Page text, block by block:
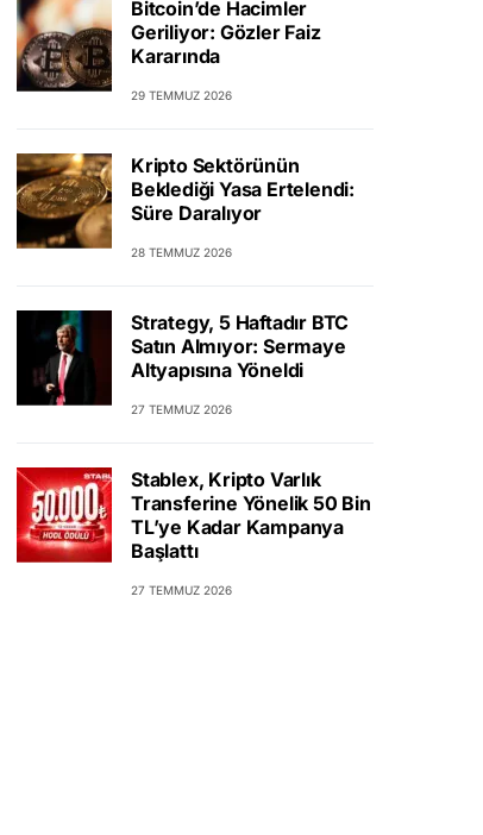
Bitcoin’de Hacimler
Geriliyor: Gözler Faiz
Kararında
29 TEMMUZ 2026
Kripto Sektörünün
Beklediği Yasa Ertelendi:
Süre Daralıyor
28 TEMMUZ 2026
Strategy, 5 Haftadır BTC
Satın Almıyor: Sermaye
Altyapısına Yöneldi
27 TEMMUZ 2026
Stablex, Kripto Varlık
Transferine Yönelik 50 Bin
TL’ye Kadar Kampanya
Başlattı
27 TEMMUZ 2026